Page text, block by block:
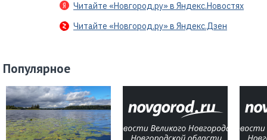
Читайте «Новгород.ру» в Яндекс.Новостях
Читайте «Новгород.ру» в Яндекс.Дзен
Популярное